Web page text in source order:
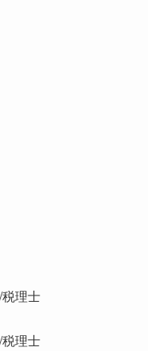
理士
理士